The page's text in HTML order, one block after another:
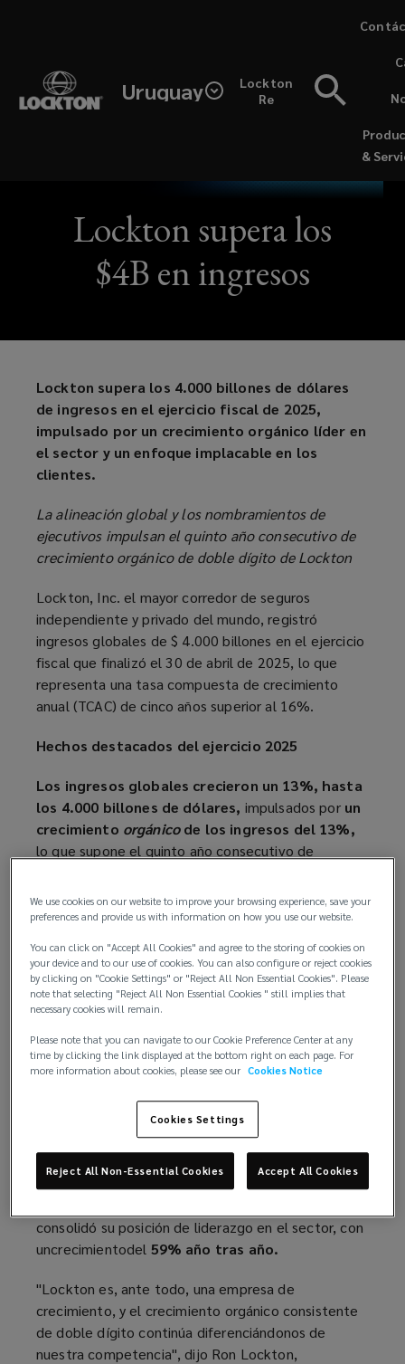
content
Uruguay
Lockton
Re
&
Lockton supera los
$4B en ingresos
Lockton supera los 4.000 billones de dólares
de ingresos en el ejercicio fiscal de 2025,
impulsado por un crecimiento orgánico líder en
el sector y un enfoque implacable en los
clientes.
La alineación global y los nombramientos de
ejecutivos impulsan el quinto año consecutivo de
crecimiento orgánico de doble dígito de Lockton
Lockton, Inc. el mayor corredor de seguros
independiente y privado del mundo, registró
ingresos globales de $ 4.000 billones en el ejercicio
fiscal que finalizó el 30 de abril de 2025, lo que
representa una tasa compuesta de crecimiento
anual (TCAC) de cinco años superior al 16%.
Hechos destacados del ejercicio 2025
Los ingresos globales crecieron un 13%, hasta
los 4.000 billones de dólares, impulsados por un
crecimiento orgánicode los ingresos del 13%,
lo que supone el quinto año consecutivo de
Las operaciones internacionales superaron los
15% en moneda constante, marcando un cuarto
año consecutivo de crecimiento de doble dígito.
Las operaciones en Estados Unidos alcanzaron
los 2.700 millones de dólares, con un crecimiento
del11%, y continuaronuna racha de siete años
de crecimiento orgánico de doble dígito.
Lockton Re creció un 29% año tras año,
continuando su rápida expansión mundial.
La práctica de responsabilidad por
consolidó su posición de liderazgo en el sector, con
uncrecimientodel 59% año tras año.
"Lockton es, ante todo, una empresa de
crecimiento, y el crecimiento orgánico consistente
de doble dígito continúa diferenciándonos de
nuestra competencia", dijo Ron Lockton,
We use cookies on our website to improve your browsing experience, save your
preferences and provide us with information on how you use our website.
You can click on "Accept All Cookies" and agree to the storing of cookies on
your device and to our use of cookies. You can also configure or reject cookies
by clicking on "Cookie Settings" or "Reject All Non Essential Cookies". Please
note that selecting "Reject All Non Essential Cookies " still implies that
necessary cookies will remain.
Please note that you can navigate to our Cookie Preference Center at any
time by clicking the link displayed at the bottom right on each page. For
more information about cookies, please see our Cookies Notice
Cookies Settings
Reject All Non-Essential Cookies Accept All Cookies